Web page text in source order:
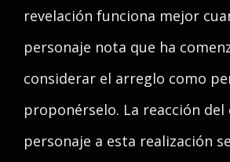
revelación funciona mejor
personaje nota que ha
considerar el arreglo como
proponérselo. La reacción
personaje a esta realización